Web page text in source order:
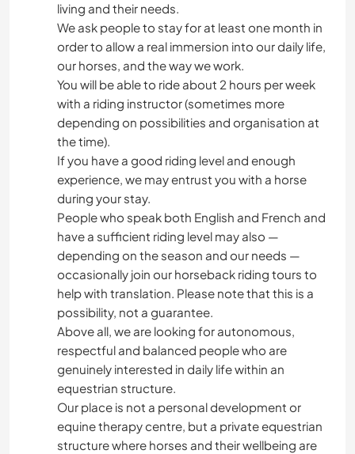
living and their needs.
We ask people to stay for at least one month in
order to allow a real immersion into our daily life,
our horses, and the way we work.
You will be able to ride about 2 hours per week
with a riding instructor (sometimes more
depending on possibilities and organisation at
the time).
If you have a good riding level and enough
experience, we may entrust you with a horse
during your stay.
People who speak both English and French and
have a sufficient riding level may also —
depending on the season and our needs —
occasionally join our horseback riding tours to
help with translation. Please note that this is a
possibility, not a guarantee.
Above all, we are looking for autonomous,
respectful and balanced people who are
genuinely interested in daily life within an
equestrian structure.
Our place is not a personal development or
equine therapy centre, but a private equestrian
structure where horses and their wellbeing are